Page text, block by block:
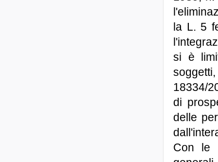
la L. 5
si è
18334/
di
delle
Con le